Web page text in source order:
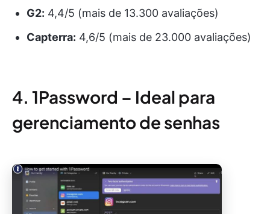
G2: 4,4/5 (mais de 13.300 avaliações)
Capterra: 4,6/5 (mais de 23.000 avaliações)
4. 1Password – Ideal para
gerenciamento de senhas